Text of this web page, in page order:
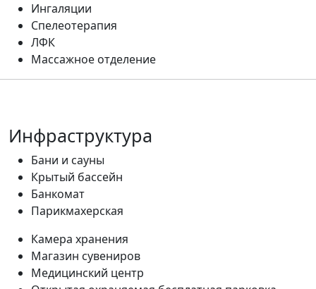
Ингаляции
Спелеотерапия
ЛФК
Массажное отделение
Инфраструктура
Бани и сауны
Крытый бассейн
Банкомат
Парикмахерская
Камера хранения
Магазин сувениров
Медицинский центр